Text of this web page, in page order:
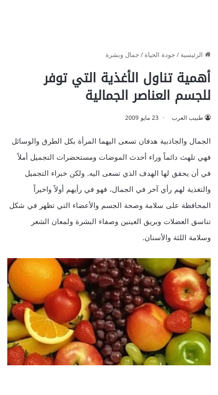
الرئيسية/جودة الحياة/جمال وبشرة
أهمية تناول الأغذية التي توفر
للجسم العناصر الجمالية
طبيب العرب 23 مايو 2009
الجمال والجاذبية هدفان تسعى اليهما المرأة بكل الطرق والوسائل
فهي تلهث دائماً وراء أحدث الموضات ومستحضرات التجميل أملاً
في أن يحقق لها الهدف الذي تسعى اليه. ولكن خبراء التجميل
والتغذية لهم رأي آخر في الجمال، فهو في رأيهم أولاً واخيراً
المحافظة على سلامة وصحة الجسم والأعضاء التي تظهر في شكل
تناسق العضلات وبريق العينين وصفاء البشرة ولمعان الشعر
وسلامة اللثة والأسنان.